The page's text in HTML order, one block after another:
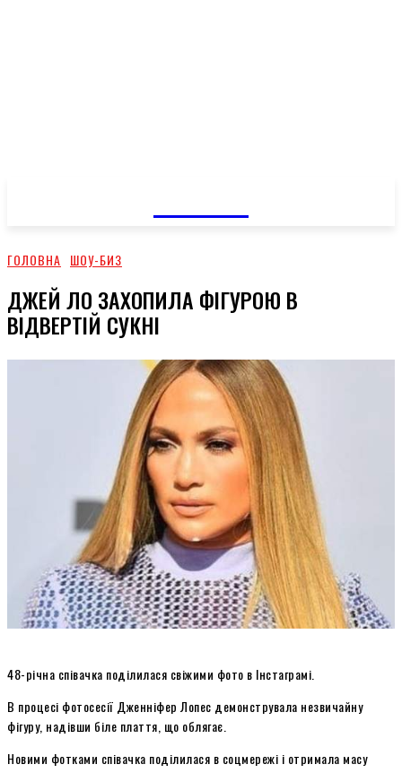
ГОЛОВНА ШОУ-БИЗ
ДЖЕЙ ЛО ЗАХОПИЛА ФІГУРОЮ В
ВІДВЕРТІЙ СУКНІ
48-річна співачка поділилася свіжими фото в Інстаграмі.
В процесі фотосесії Дженніфер Лопес демонструвала незвичайну
фігуру, надівши біле плаття, що облягає.
Новими фотками співачка поділилася в соцмережі і отримала масу